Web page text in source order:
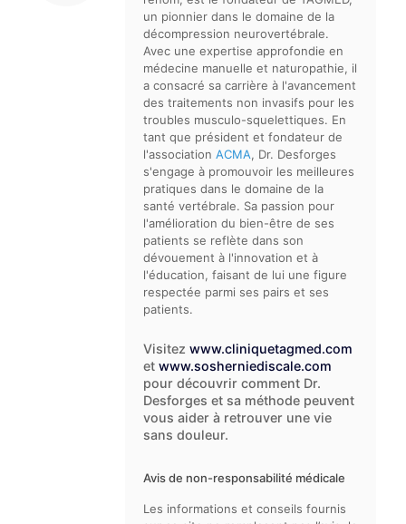
un pionnier dans le domaine de la
décompression neurovertébrale.
Avec une expertise approfondie en
médecine manuelle et naturopathie, il
a consacré sa carrière à l'avancement
des traitements non invasifs pour les
troubles musculo-squelettiques. En
tant que président et fondateur de
l'association ACMA, Dr. Desforges
s'engage à promouvoir les meilleures
pratiques dans le domaine de la
santé vertébrale. Sa passion pour
l'amélioration du bien-être de ses
patients se reflète dans son
dévouement à l'innovation et à
l'éducation, faisant de lui une figure
respectée parmi ses pairs et ses
patients.
Visitez www.cliniquetagmed.com
et www.sosherniediscale.com
pour découvrir comment Dr.
Desforges et sa méthode peuvent
vous aider à retrouver une vie
sans douleur.
Avis de non-responsabilité médicale
Les informations et conseils fournis